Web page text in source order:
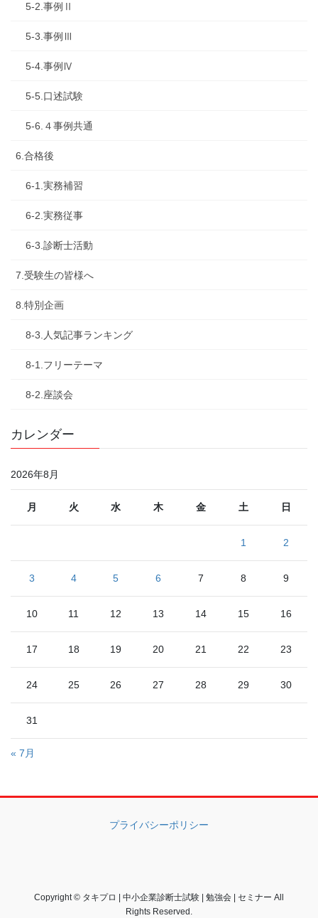
5-2.事例Ⅱ
5-3.事例Ⅲ
5-4.事例Ⅳ
5-5.口述試験
5-6.４事例共通
6.合格後
6-1.実務補習
6-2.実務従事
6-3.診断士活動
7.受験生の皆様へ
8.特別企画
8-3.人気記事ランキング
8-1.フリーテーマ
8-2.座談会
カレンダー
2026年8月
月 火 水 木 金 土 日
1 2
3 4 5 6 7 8 9
10 11 12 13 14 15 16
17 18 19 20 21 22 23
24 25 26 27 28 29 30
31
« 7月
プライバシーポリシー
Copyright © タキプロ | 中小企業診断士試験 | 勉強会 | セミナー All
Rights Reserved.